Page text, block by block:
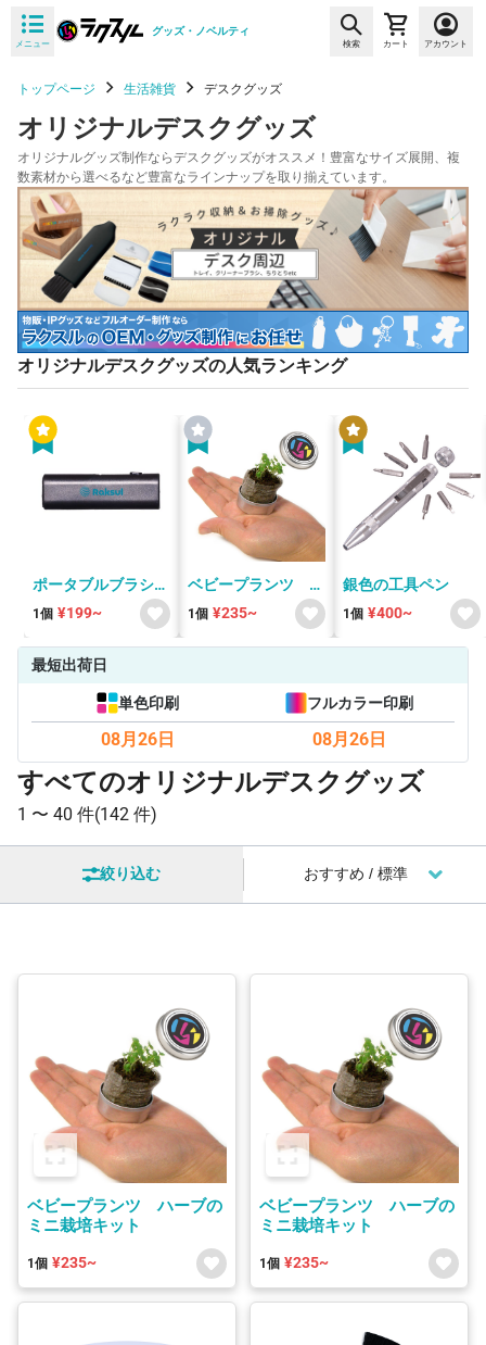
メニュー
グッズ・ノベルティ
検索 カート アカウント
トップページ 生活雑貨 デスクグッズ
オリジナルデスクグッズ
オリジナルグッズ制作ならデスクグッズがオススメ！豊富なサイズ展開、複
数素材から選べるなど豊富なラインナップを取り揃えています。
オリジナルデスクグッズの人気ランキング
ポータブルブラシク
リーナー
1個 ¥199~
ベビープランツ ハ
ーブのミニ栽培キッ
ト
1個 ¥235~
銀色の工具ペン
1個 ¥400~
最短出荷日
単色印刷
08月26日
フルカラー印刷
08月26日
すべてのオリジナルデスクグッズ
1 〜 40 件(142 件)
絞り込む
ベビープランツ ハーブの
ミニ栽培キット
1個 ¥235~
ベビープランツ ハーブの
ミニ栽培キット
1個 ¥235~